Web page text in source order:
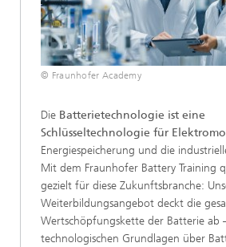
© Fraunhofer Academy
Die Batterietechnologie ist eine
Schlüsseltechnologie für
Energiespeicherung und die
Mit dem Fraunhofer Battery Training
gezielt für diese Zukunftsbranche:
Weiterbildungsangebot deckt die
Wertschöpfungskette der Batterie ab
technologischen Grundlagen über